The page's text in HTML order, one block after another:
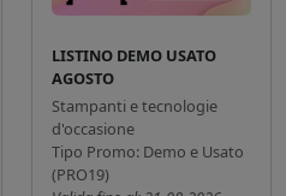
LISTINO DEMO USATO
AGOSTO
Stampanti e tecnologie
d'occasione
Tipo Promo: Demo e Usato
(PRO19)